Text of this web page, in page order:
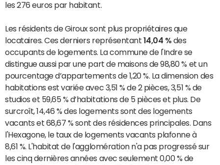
les 276 euros par habitant.
Les résidents de Giroux sont plus propriétaires que
locataires. Ces derniers représentant 14,04 % des
occupants de logements. La commune de l'Indre se
distingue aussi par une part de maisons de 98,80 % et un
pourcentage d’appartements de 1,20 %. La dimension des
habitations est variée avec 3,51 % de 2 pièces, 3,51 % de
studios et 59,65 % d’habitations de 5 pièces et plus. De
surcroît, 14,46 % des logements sont des logements
vacants et 68,67 % sont des résidences principales. Dans
l'Hexagone, le taux de logements vacants plafonne à
8,61 %. L'habitat de l'agglomération n'a pas progressé sur
les cinq dernières années avec seulement 0,00 % de